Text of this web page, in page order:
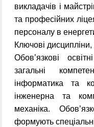
викладачів і
та професійних
персоналу в
Ключові дисципліни,
Обов’язкові
загальні
інформатика та
інженерна та
механіка.
формують